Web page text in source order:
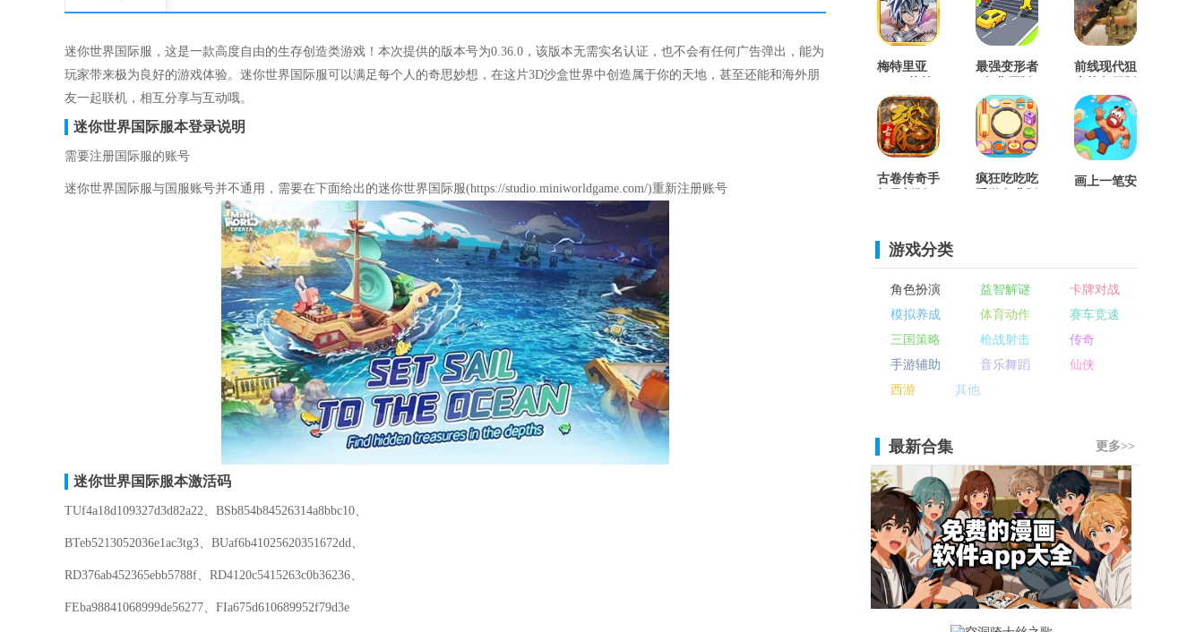
迷你世界国际服，这是一款高度自由的生存创造类游戏！本次提供的版本号为0.36.0，该版本无需实名认证，也不会有任何广告弹出，能为
玩家带来极为良好的游戏体验。迷你世界国际服可以满足每个人的奇思妙想，在这片3D沙盒世界中创造属于你的天地，甚至还能和海外朋
友一起联机，相互分享与互动哦。
迷你世界国际服本登录说明
需要注册国际服的账号
迷你世界国际服与国服账号并不通用，需要在下面给出的迷你世界国际服(https://studio.miniworldgame.com/)重新注册账号
迷你世界国际服本激活码
TUf4a18d109327d3d82a22、BSb854b84526314a8bbc10、
BTeb5213052036e1ac3tg3、BUaf6b41025620351672dd、
RD376ab452365ebb5788f、RD4120c5415263c0b36236、
FEba98841068999de56277、FIa675d610689952f79d3e
梅特里亚
(Metria)正
版
最强变形者
前线现代狙
古卷传奇手
疯狂吃吃吃
画上一笔安
游戏分类
角色扮演 益智解谜
卡牌对战
模拟养成
体育动作
赛车竞速
三国策略
枪战射击
传奇
手游辅助
音乐舞蹈
仙侠
西游
其他
最新合集 更多>>